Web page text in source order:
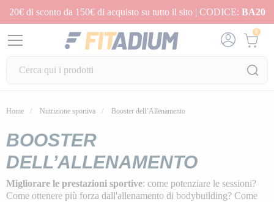
20€ di sconto da 150€ di acquisto su tutto il sito | CODICE: BA20
0
Home Nutrizione sportiva Booster dell’Allenamento
BOOSTER
DELL’ALLENAMENTO
Migliorare le prestazioni sportive: come potenziare le sessioni?
Come ottenere più forza dall'allenamento di bodybuilding? Come